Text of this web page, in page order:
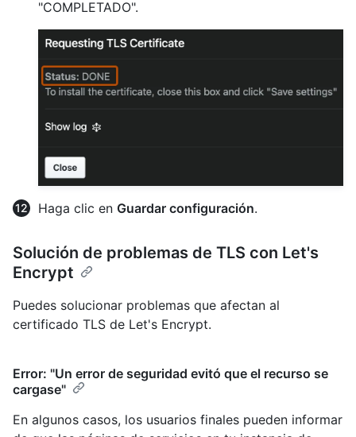
"COMPLETADO".
Haga clic en Guardar configuración.
Solución de problemas de TLS con Let's
Encrypt
Puedes solucionar problemas que afectan al
certificado TLS de Let's Encrypt.
Error: "Un error de seguridad evitó que el recurso se
cargase"
En algunos casos, los usuarios finales pueden informar